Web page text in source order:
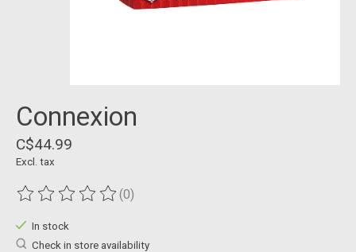
Connexion
C$44.99
Excl. tax
The rating of this product is
(0)
In stock
Check in store availability